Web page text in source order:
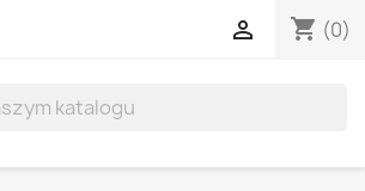
shopping_cart (0)
